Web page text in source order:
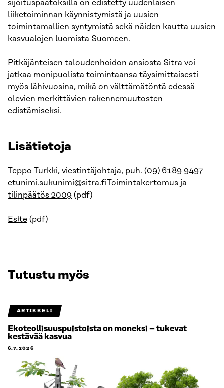
sijoituspäätöksillä on edistetty uudenlaisen
liiketoiminnan käynnistymistä ja uusien
toimintamallien syntymistä sekä näiden kautta uusien
kasvualojen luomista Suomeen.
Pitkäjänteisen taloudenhoidon ansiosta Sitra voi
jatkaa monipuolista toimintaansa täysimittaisesti
myös lähivuosina, mikä on välttämätöntä edessä
olevien merkittävien rakennemuutosten
edistämiseksi.
Lisätietoja
Teppo Turkki, viestintäjohtaja, puh. (09) 6189 9497
etunimi.sukunimi@sitra.fiToimintakertomus ja
tilinpäätös 2009 (pdf)
Esite (pdf)
Tutustu myös
ARTIKKELI
Ekoteollisuuspuistoista on moneksi – tukevat
kestävää kasvua
6.7.2026